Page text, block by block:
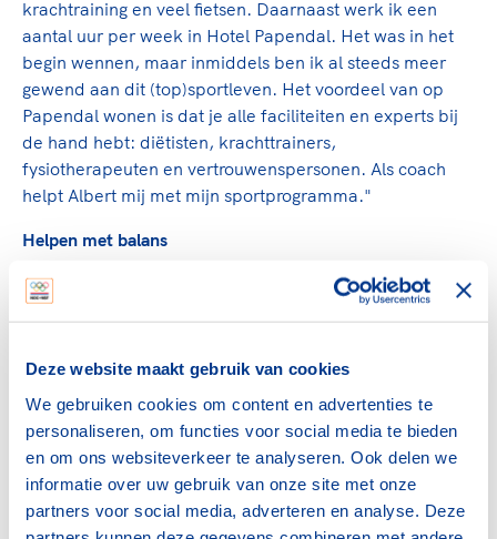
Deze website maakt gebruik van cookies
We gebruiken cookies om content en advertenties te
personaliseren, om functies voor social media te bieden
en om ons websiteverkeer te analyseren. Ook delen we
informatie over uw gebruik van onze site met onze
partners voor social media, adverteren en analyse. Deze
krachtraining en veel fietsen. Daarnaast werk ik een
aantal uur per week in Hotel Papendal. Het was in het
begin wennen, maar inmiddels ben ik al steeds meer
gewend aan dit (top)sportleven. Het voordeel van op
Papendal wonen is dat je alle faciliteiten en experts bij
de hand hebt: diëtisten, krachttrainers,
fysiotherapeuten en vertrouwenspersonen. Als coach
helpt Albert mij met mijn sportprogramma."
Helpen met balans
talenten leren om de trainingsarbeid aan te kunnen en
ze helpen met balans bewaren. Het eerste jaar gaat
combinatie met werk of school. Ook leren we ze dan
goed op hun voeding te letten."
"Heel veel dingen zijn nieuw, dus je moet leren hoe je dit
kunt combineren en ook je rust kunt pakken. Het eerste
jaar is dus vooral ervaren. Daarna gaan we meer kijken
naar topsportprestaties. Gemiddeld heb ik iemand vier